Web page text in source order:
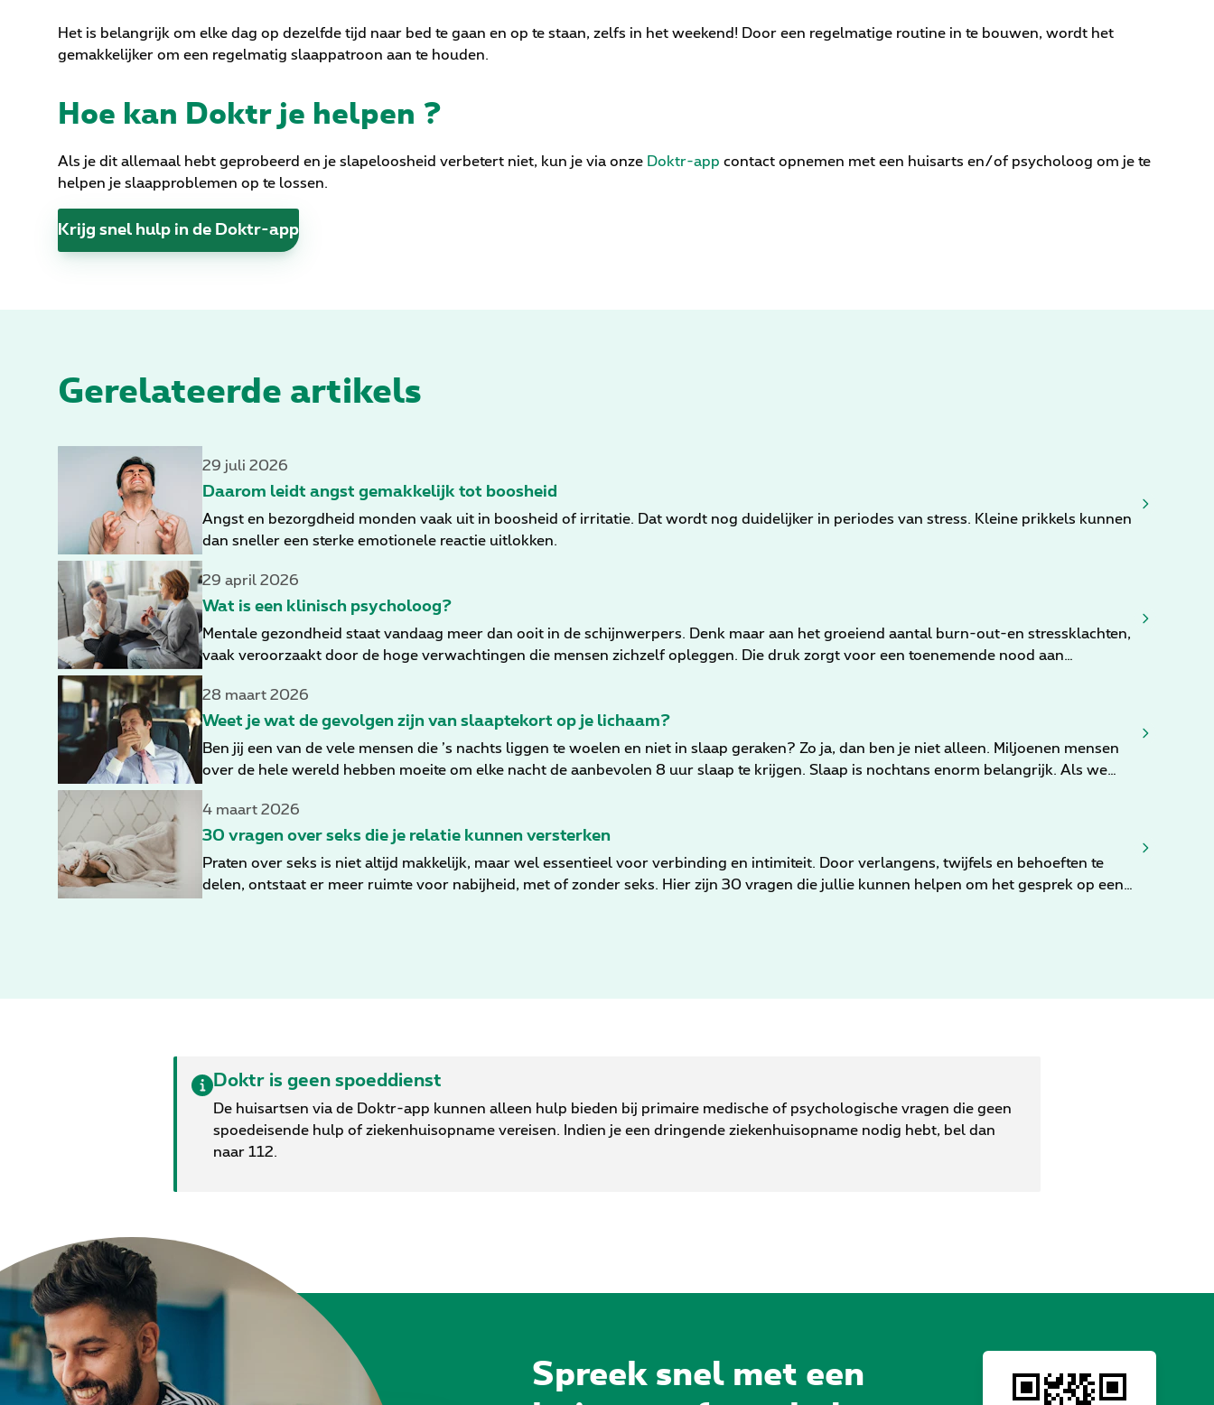
Het is belangrijk om elke dag op dezelfde tijd naar bed te gaan en op te staan, zelfs in het weekend! Door een regelmatige routine in te bouwen, wordt het
gemakkelijker om een regelmatig slaappatroon aan te houden.
Hoe kan Doktr je helpen ?
Als je dit allemaal hebt geprobeerd en je slapeloosheid verbetert niet, kun je via onze Doktr-app contact opnemen met een huisarts en/of psycholoog om je te
helpen je slaapproblemen op te lossen.
Krijg snel hulp in de Doktr-app
Gerelateerde artikels
29 juli 2026
Daarom leidt angst gemakkelijk tot boosheid
Angst en bezorgdheid monden vaak uit in boosheid of irritatie. Dat wordt nog duidelijker in periodes van stress. Kleine prikkels kunnen
dan sneller een sterke emotionele reactie uitlokken.
29 april 2026
Wat is een klinisch psycholoog?
Mentale gezondheid staat vandaag meer dan ooit in de schijnwerpers. Denk maar aan het groeiend aantal burn-out-en stressklachten,
vaak veroorzaakt door de hoge verwachtingen die mensen zichzelf opleggen. Die druk zorgt voor een toenemende nood aan
28 maart 2026
Weet je wat de gevolgen zijn van slaaptekort op je lichaam?
Ben jij een van de vele mensen die ’s nachts liggen te woelen en niet in slaap geraken? Zo ja, dan ben je niet alleen. Miljoenen mensen
over de hele wereld hebben moeite om elke nacht de aanbevolen 8 uur slaap te krijgen. Slaap is nochtans enorm belangrijk. Als we
belangrijke gevolgen van slaaptekort, komt het niet als een verrassing dat studies hebben aangetoond dat onvoldoende slaap verband
houdt met een hoger algemeen risico op overlijden en een lagere levenskwaliteit. In deze blogpost kijken we verder naar de
symptomen en gevolgen van slaaptekort voor je lichaam. Bovendien geven we ook nog zes tips mee voor een betere nachtrust!
4 maart 2026
30 vragen over seks die je relatie kunnen versterken
Praten over seks is niet altijd makkelijk, maar wel essentieel voor verbinding en intimiteit. Door verlangens, twijfels en behoeften te
delen, ontstaat er meer ruimte voor nabijheid, met of zonder seks. Hier zijn 30 vragen die jullie kunnen helpen om het gesprek op een
Doktr is geen spoeddienst
De huisartsen via de Doktr-app kunnen alleen hulp bieden bij primaire medische of psychologische vragen die geen
spoedeisende hulp of ziekenhuisopname vereisen. Indien je een dringende ziekenhuisopname nodig hebt, bel dan
naar 112.
Spreek snel met een